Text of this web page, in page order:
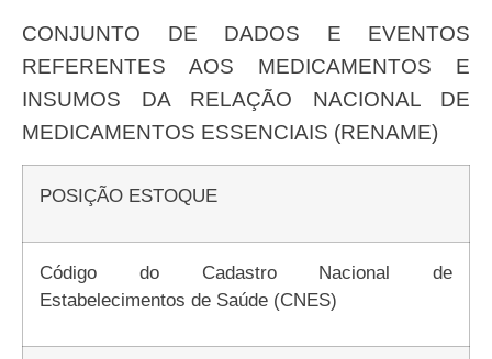
CONJUNTO DE DADOS E EVENTOS
REFERENTES AOS MEDICAMENTOS E
INSUMOS DA RELAÇÃO NACIONAL DE
MEDICAMENTOS ESSENCIAIS (RENAME)
POSIÇÃO ESTOQUE
Código do Cadastro Nacional de
Estabelecimentos de Saúde (CNES)